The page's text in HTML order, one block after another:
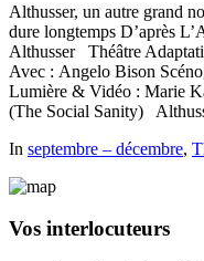
Althusser, un autre grand
dure longtemps D’après
Althusser Théâtre
Avec : Angelo Bison
Lumière & Vidéo : Marie
(The Social Sanity)
In septembre – décembre,
Vos interlocuteurs